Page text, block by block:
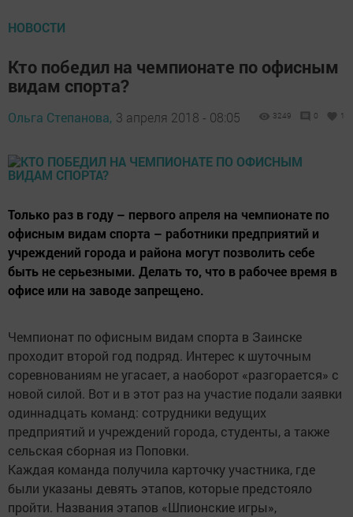
НОВОСТИ
Кто победил на чемпионате по офисным
видам спорта?
Ольга Степанова, 3 апреля 2018 - 08:05 3249 0 1
Только раз в году – первого апреля на чемпионате по
офисным видам спорта – работники предприятий и
учреждений города и района могут позволить себе
быть не серьезными. Делать то, что в рабочее время в
офисе или на заводе запрещено.
Чемпионат по офисным видам спорта в Заинске
проходит второй год подряд. Интерес к шуточным
соревнованиям не угасает, а наоборот «разгорается» с
новой силой. Вот и в этот раз на участие подали заявки
одиннадцать команд: сотрудники ведущих
предприятий и учреждений города, студенты, а также
сельская сборная из Поповки.
Каждая команда получила карточку участника, где
были указаны девять этапов, которые предстояло
пройти. Названия этапов «Шпионские игры»,